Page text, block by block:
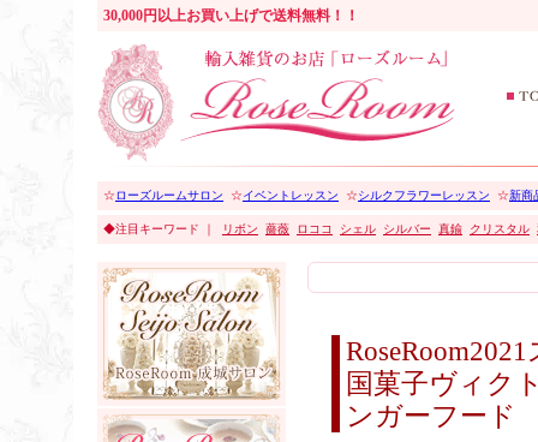
30,000円以上お買い上げで送料無料！！
☆ローズルームサロン ☆イベントレッスン ☆シルクフラワーレッスン ☆新商
◆注目キーワード ｜ リボン 薔薇 ロココ シェル シルバー 真鍮 クリスタル
国菓子ヴィク
ンガーフード